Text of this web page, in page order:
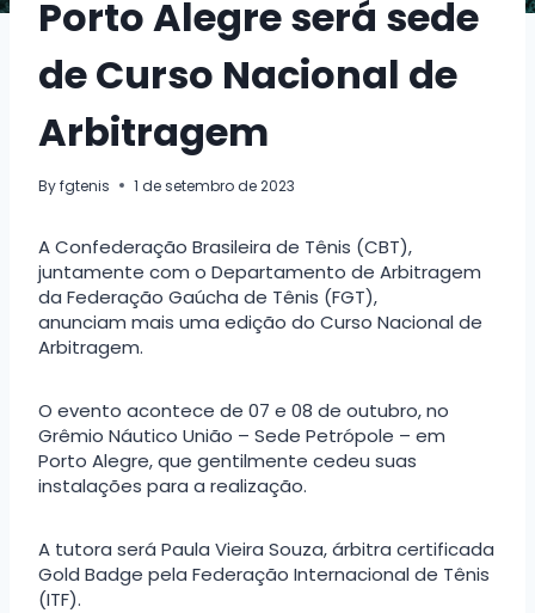
Porto Alegre será sede
de Curso Nacional de
Arbitragem
Byfgtenis 1 de setembro de 2023
A Confederação Brasileira de Tênis (CBT),
juntamente com o Departamento de Arbitragem
da Federação Gaúcha de Tênis (FGT),
anunciam mais uma edição do Curso Nacional de
Arbitragem.
O evento acontece de 07 e 08 de outubro, no
Grêmio Náutico União – Sede Petrópole – em
Porto Alegre, que gentilmente cedeu suas
instalações para a realização.
A tutora será Paula Vieira Souza, árbitra certificada
Gold Badge pela Federação Internacional de Tênis
(ITF).